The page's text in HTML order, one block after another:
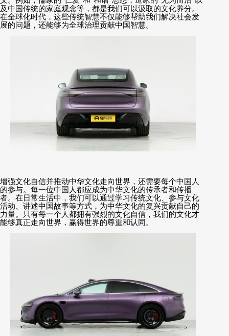
及中国传统的家庭观念等，都是我们可以汲取的文化养分。
在全球化时代，这些传统智慧不仅能够帮助我们解决社会发
展的问题，还能够为全球治理贡献中国智慧。
增强文化自信并推动中华文化走向世界，还需要每个中国人
的参与。每一位中国人都应成为中华文化的传承者和传播
者。在日常生活中，我们可以通过学习传统文化、参与文化
活动、讲述中国故事等方式，为中华文化的复兴贡献自己的
力量。只有每一个人都拥有强烈的文化自信，我们的文化才
能够真正走向世界，赢得世界的尊重和认同。